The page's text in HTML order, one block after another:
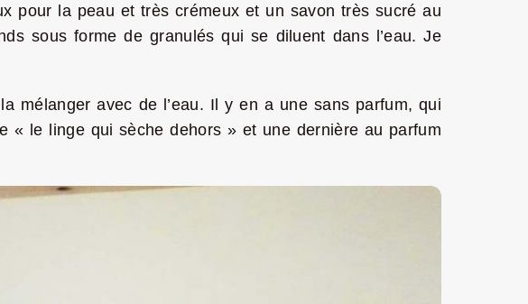
pour la peau et très crémeux et un savon très sucré au
sous forme de granulés qui se diluent dans l’eau. Je
mélanger avec de l’eau. Il y en a une sans parfum, qui
« le linge qui sèche dehors » et une dernière au parfum